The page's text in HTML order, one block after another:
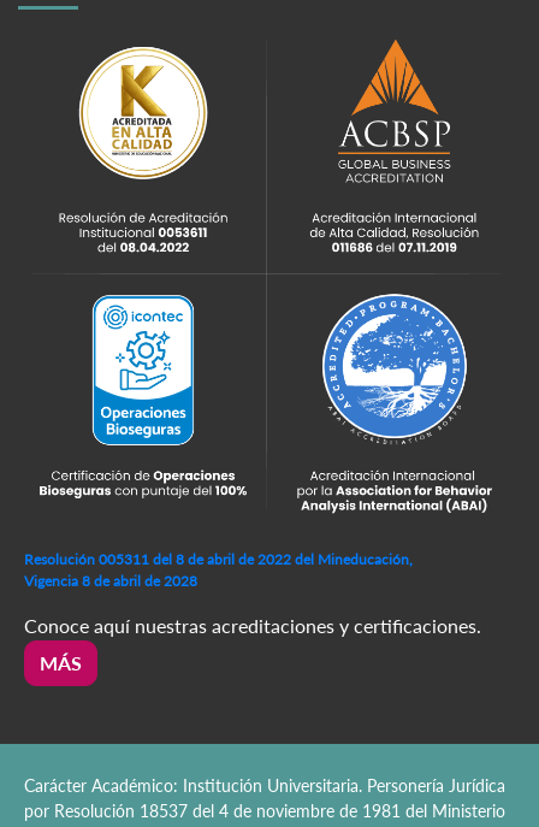
Resolución 005311 del 8 de abril de 2022 del Mineducación,
Vigencia 8 de abril de 2028
Conoce aquí nuestras acreditaciones y certificaciones.
MÁS
Carácter Académico: Institución Universitaria. Personería Jurídica
por Resolución 18537 del 4 de noviembre de 1981 del Ministerio